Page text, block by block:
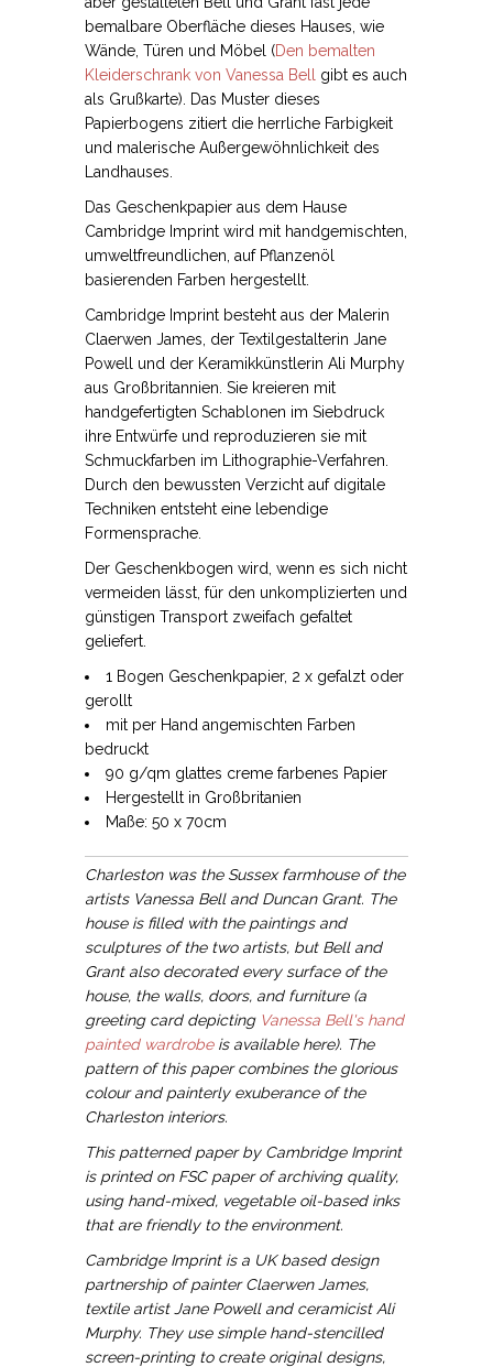
bemalbare Oberfläche dieses Hauses, wie
Wände, Türen und Möbel (Den bemalten
Kleiderschrank von Vanessa Bell
gibt es auch
als Grußkarte). Das Muster dieses
Papierbogens zitiert die herrliche Farbigkeit
und malerische Außergewöhnlichkeit des
Landhauses.
Das Geschenkpapier aus dem Hause
Cambridge Imprint wird mit handgemischten,
umweltfreundlichen, auf Pflanzenöl
basierenden Farben hergestellt.
Cambridge Imprint besteht aus der Malerin
Claerwen James, der Textilgestalterin Jane
Powell und der Keramikkünstlerin Ali Murphy
aus Großbritannien. Sie kreieren mit
handgefertigten Schablonen im Siebdruck
ihre Entwürfe und reproduzieren sie mit
Schmuckfarben im Lithographie-Verfahren.
Durch den bewussten Verzicht auf digitale
Techniken entsteht eine lebendige
Formensprache.
Der Geschenkbogen wird, wenn es sich nicht
vermeiden lässt, für den unkomplizierten und
günstigen Transport zweifach gefaltet
geliefert.
1 Bogen Geschenkpapier, 2 x gefalzt oder
gerollt
mit per Hand angemischten Farben
bedruckt
90 g/qm glattes creme farbenes Papier
Hergestellt in Großbritanien
Maße: 50 x 70cm
Charleston was the Sussex farmhouse of the
artists Vanessa Bell and Duncan Grant. The
house is filled with the paintings and
sculptures of the two artists, but Bell and
Grant also decorated every surface of the
house, the walls, doors, and furniture (a
greeting card depicting Vanessa Bell's hand
painted wardrobeis available here). The
pattern of this paper combines the glorious
colour and painterly exuberance of the
Charleston interiors.
This patterned paper by Cambridge Imprint
is printed on FSC paper of archiving quality,
using hand-mixed, vegetable oil-based inks
that are friendly to the environment.
Cambridge Imprint is a UK based design
partnership of painter Claerwen James,
textile artist Jane Powell and ceramicist Ali
Murphy. They use simple hand-stencilled
screen-printing to create original designs,